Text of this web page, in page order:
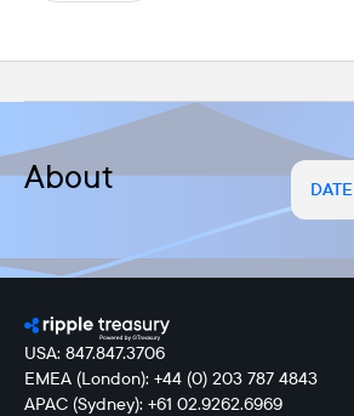
About DATE
USA: 847.847.3706
EMEA (London): +44 (0) 203 787 4843
APAC (Sydney): +61 02.9262.6969